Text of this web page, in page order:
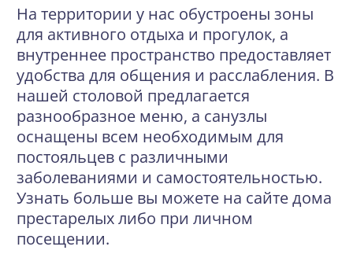
На территории у нас обустроены зоны
для активного отдыха и прогулок, а
внутреннее пространство предоставляет
удобства для общения и расслабления. В
нашей столовой предлагается
разнообразное меню, а санузлы
оснащены всем необходимым для
постояльцев с различными
заболеваниями и самостоятельностью.
Узнать больше вы можете на сайте дома
престарелых либо при личном
посещении.